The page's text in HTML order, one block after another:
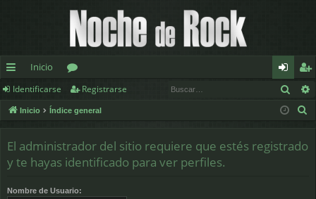
nl
ac
rá
Inicio
or
os
de
nt
eg
ist
Identificarse Registrarse
Inicio Índice general
El administrador del sitio requiere que estés registrado
y te hayas identificado para ver perfiles.
Nombre de Usuario: